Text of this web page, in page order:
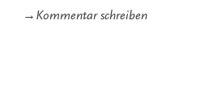
→ Kommentar schreibenzu